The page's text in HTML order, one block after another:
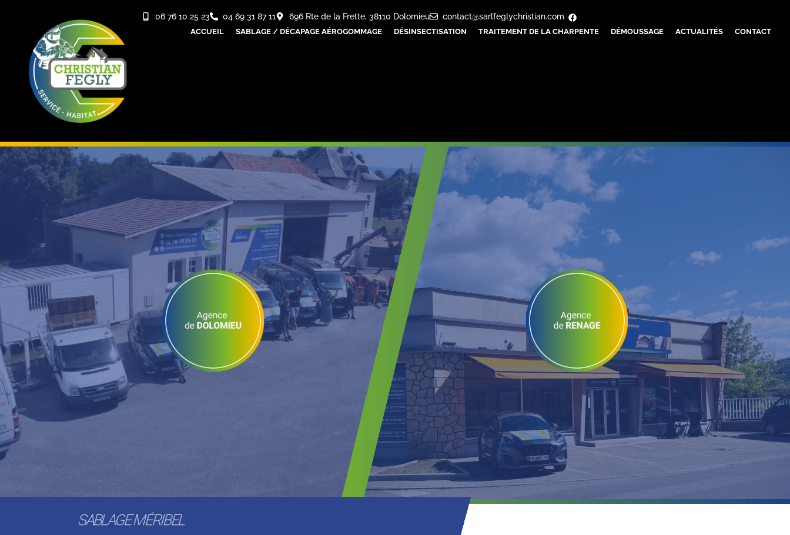
06 76 10 25 23 04 69 31 87 11 696 Rte de la Frette, 38110 Dolomieu contact@sarlfeglychristian.com
ACCUEIL SABLAGE / DÉCAPAGE AÉROGOMMAGE DÉSINSECTISATION TRAITEMENT DE LA CHARPENTE DÉMOUSSAGE ACTUALITÉS CONTACT
SABLAGE MÉRIBEL